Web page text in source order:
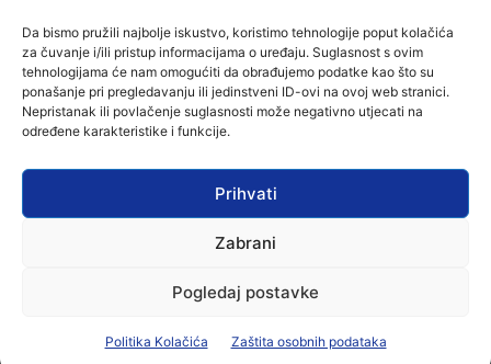
Da bismo pružili najbolje iskustvo, koristimo tehnologije poput kolačića
za čuvanje i/ili pristup informacijama o uređaju. Suglasnost s ovim
tehnologijama će nam omogućiti da obrađujemo podatke kao što su
ponašanje pri pregledavanju ili jedinstveni ID-ovi na ovoj web stranici.
Nepristanak ili povlačenje suglasnosti može negativno utjecati na
određene karakteristike i funkcije.
Prihvati
Zabrani
Pogledaj postavke
Politika Kolačića Zaštita osobnih podataka
„Mupovci Dalj“: Trajno svjedočanstvo
o žrtvi hrvatskih branitelja
Ana Tokić - 3 kolovoza, 2026
POVEZANE VIJESTI
Aktualno
U Osijeku obilježen Dan pobjede i
domovinske zahvalnosti i Dan
4 kolovoza, 2026
Aktualno